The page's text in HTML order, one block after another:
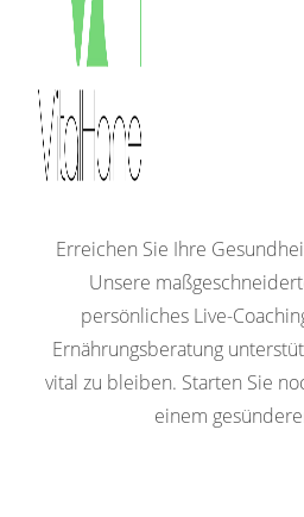
Erreichen Sie Ihre
Unsere
persönliches Live-
Ernährungsberatung
vital zu bleiben. Starten Sie
einem